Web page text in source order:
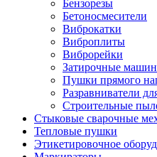
Бензорезы
Бетоносмесители
Виброкатки
Виброплиты
Виброрейки
Затирочные
Пушки прямого
Разравниватели
Строительные
Стыковые сварочные
Тепловые пушки
Этикетировочное